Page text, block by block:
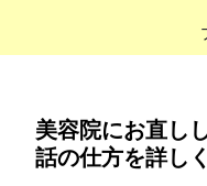
美容院にお直し
話の仕方を詳し